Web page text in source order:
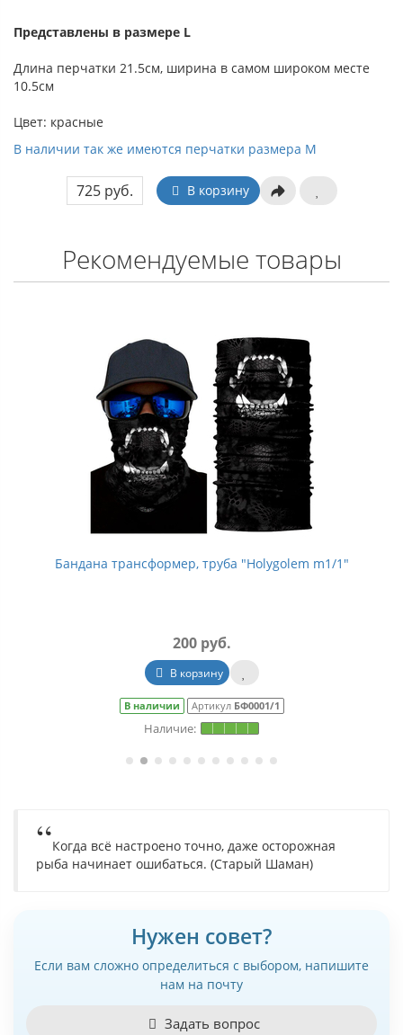
Представлены в размере L
Длина перчатки 21.5см, ширина в самом широком месте
10.5см
Цвет: красные
В наличии так же имеются перчатки размера M
725 руб. В корзину
Рекомендуемые товары
Бандана трансформер, труба "Holygolem m1/1"
200 руб.
В корзину
В наличии Артикул БФ0001/1
Когда всё настроено точно, даже осторожная
рыба начинает ошибаться. (Старый Шаман)
Нужен совет?
Если вам сложно определиться с выбором, напишите
нам на почту
Задать вопрос